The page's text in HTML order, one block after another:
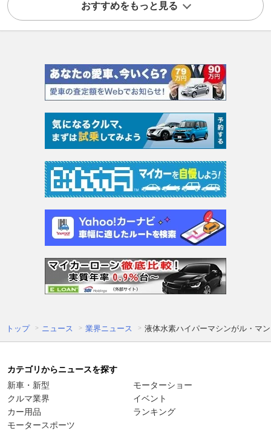
おすすめをもっと見る
トップ ニュース 業界ニュース 液体水素ハイパーマシンがル・マ
カテゴリからニュースを探す
新車・新型
クルマ業界
カー用品
モータースポーツ
モーターショー
イベント
ランキング